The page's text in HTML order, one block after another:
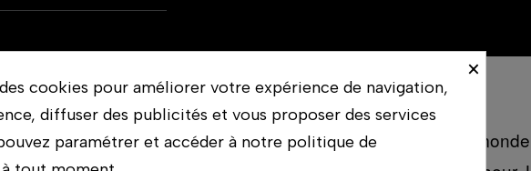
de format FX. Le premier objectif ultra grand-angle au
×
cookies pour améliorer votre expérience de navigation,
diffuser des publicités et vous proposer des services
paramétrer et accéder à notre politique de